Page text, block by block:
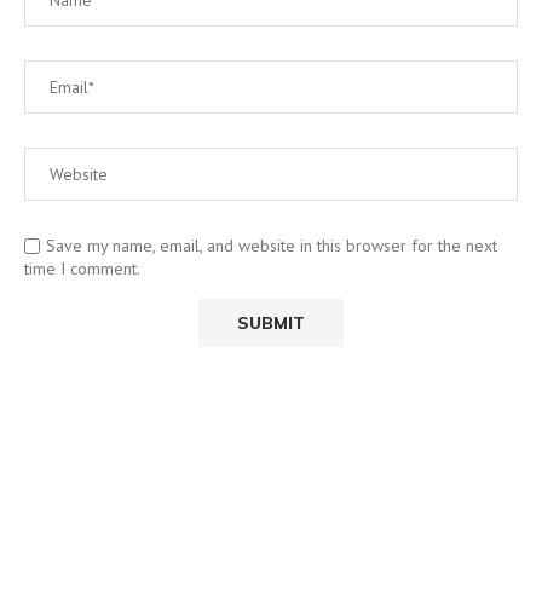
Save my name, email, and website in this browser for the next
time I comment.